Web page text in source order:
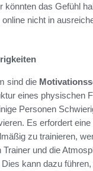
könnten das Gefühl
nicht in
sind die
eines physischen
Personen
Es erfordert eine
zu trainieren,
und die
kann dazu